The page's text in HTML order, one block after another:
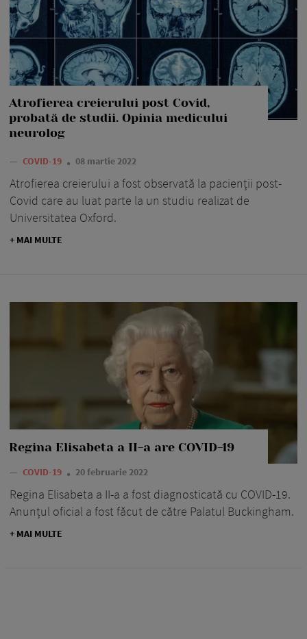
Atrofierea creierului post Covid,
probată de studii. Opinia medicului
neurolog
— COVID-19 08 martie 2022
Atrofierea creierului a fost observată la pacienții post-
Covid care au luat parte la un studiu realizat de
Universitatea Oxford.
+ MAI MULTE
Regina Elisabeta a II-a are COVID-19
— COVID-19 20 februarie 2022
Regina Elisabeta a II-a a fost diagnosticată cu COVID-19.
Anunțul oficial a fost făcut de către Palatul Buckingham.
+ MAI MULTE